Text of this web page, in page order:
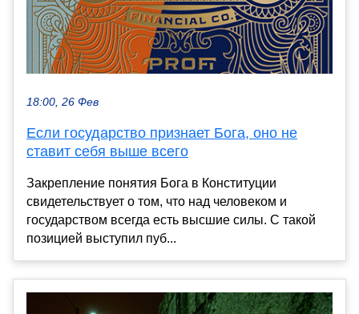
18:00, 26 Фев
Если государство признает Бога, оно не
ставит себя выше всего
Закрепление понятия Бога в Конституции
свидетельствует о том, что над человеком и
государством всегда есть высшие силы. С такой
позицией выступил пуб...